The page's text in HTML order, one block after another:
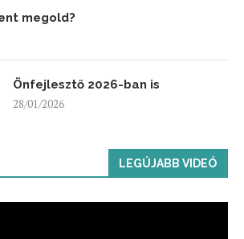
megold?
Önfejlesztő 2026-ban is
28/01/2026
LEGÚJABB VIDEÓ